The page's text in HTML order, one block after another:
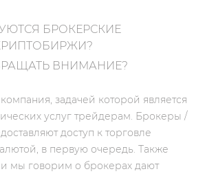
БРОКЕРСКИЕ
ВНИМАНИЕ?
компания, задачей которой является
услуг трейдерам. Брокеры /
доступ к торговле
в первую очередь. Также
мы говорим о брокерах дают